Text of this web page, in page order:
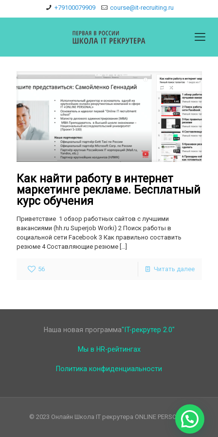
+79100079909 course@it-recruiting.ru
Как найти работу в интернет
маркетинге рекламе. Бесплатный
курс обучения
Приветствие 1 обзор работных сайтов с лучшими
вакансиями (hh.ru Superjob Worki) 2 Поиск работы в
социальной сети Facebook 3 Как правильно составить
резюме 4 Составляющие резюме[…]
56 Читать далее
Наша новая программа"IT-рекрутер 2.0"
Мы в HR-рейтингах
Политика конфиденциальности
© 2023 Онлайн Школа IT рекрутера ONLINE PERSONAL